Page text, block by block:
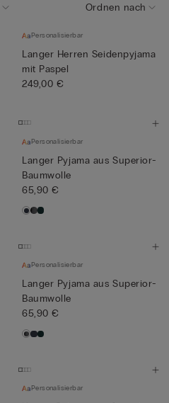
Ordnen nach
Personalisierbar
Langer Herren Seidenpyjama
mit Paspel
249,00 €
Personalisierbar
Langer Pyjama aus Superior-
Baumwolle
65,90 €
Personalisierbar
Langer Pyjama aus Superior-
Baumwolle
65,90 €
Personalisierbar